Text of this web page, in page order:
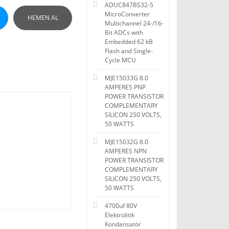
HEMEN AL
ADUC847BS32-5
MicroConverter
Multichannel 24-/16-
Bit ADCs with
Embedded 62 kB
Flash and Single-
Cycle MCU
MJE15033G 8.0
AMPERES PNP
POWER TRANSISTOR
COMPLEMENTARY
SILICON 250 VOLTS,
50 WATTS
MJE15032G 8.0
AMPERES NPN
POWER TRANSISTOR
COMPLEMENTARY
SILICON 250 VOLTS,
50 WATTS
4700uf 80V
Elektrolitik
Kondansatör